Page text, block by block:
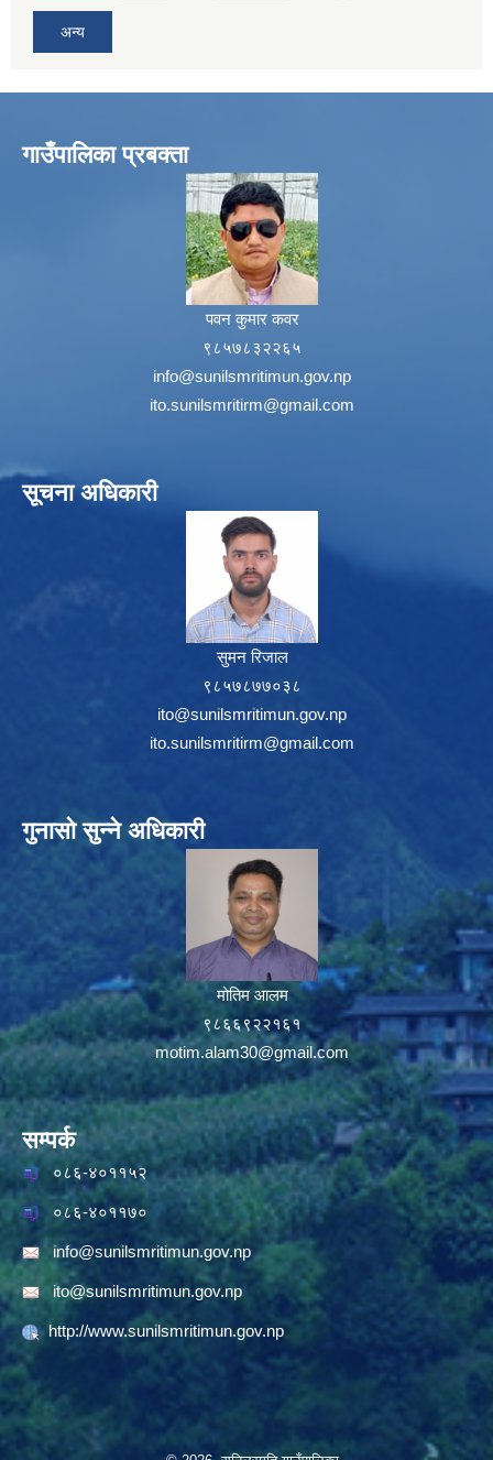
अन्य
गाउँपालिका प्रबक्ता
पवन कुमार कवर
९८५७८३२२६५
info@sunilsmritimun.gov.np
ito.sunilsmritirm@gmail.com
सूचना अधिकारी
सुमन रिजाल
९८५७८७७०३८
ito@sunilsmritimun.gov.np
ito.sunilsmritirm@gmail.com
गुनासो सुन्ने अधिकारी
मोतिम आलम
९८६६९२२१६१
motim.alam30@gmail.com
सम्पर्क
०८६-४०११५२
०८६-४०११७०
info@sunilsmritimun.gov.np
ito@sunilsmritimun.gov.np
http://www.sunilsmritimun.gov.np